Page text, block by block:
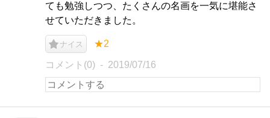
ても勉強しつつ、たくさんの名画を一気に堪能さ
せていただきました。
ナイス ★2
コメント(0) 2019/07/16